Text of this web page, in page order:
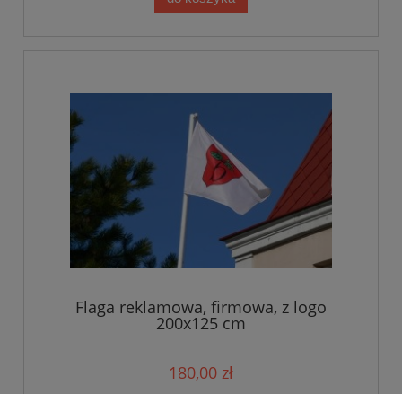
Flaga reklamowa, firmowa, z logo
200x125 cm
180,00 zł